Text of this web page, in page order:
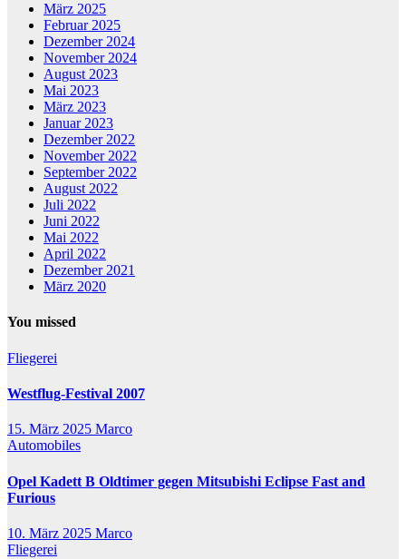
März 2025
Februar 2025
Dezember 2024
November 2024
August 2023
Mai 2023
März 2023
Januar 2023
Dezember 2022
November 2022
September 2022
August 2022
Juli 2022
Juni 2022
Mai 2022
April 2022
Dezember 2021
März 2020
You missed
Fliegerei
Westflug-Festival 2007
15. März 2025 Marco
Automobiles
Opel Kadett B Oldtimer gegen Mitsubishi Eclipse Fast and
Furious
10. März 2025 Marco
Fliegerei